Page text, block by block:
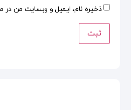
ذخیره نام، ایمیل و وبسایت من در